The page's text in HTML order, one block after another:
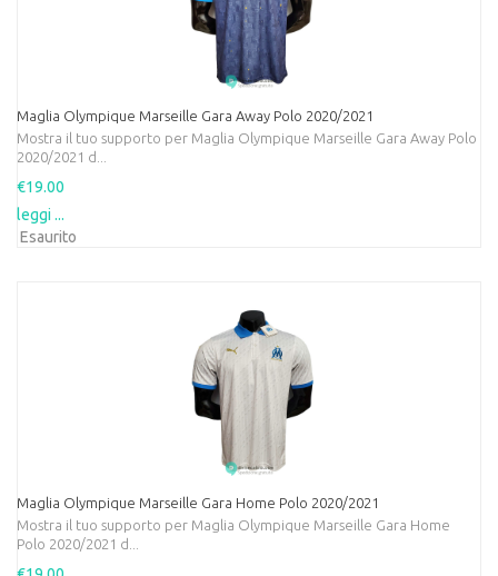
Maglia Olympique Marseille Gara Away Polo 2020/2021
Mostra il tuo supporto per Maglia Olympique Marseille Gara Away Polo
2020/2021 d...
€19.00
leggi ...
Esaurito
Maglia Olympique Marseille Gara Home Polo 2020/2021
Mostra il tuo supporto per Maglia Olympique Marseille Gara Home
Polo 2020/2021 d...